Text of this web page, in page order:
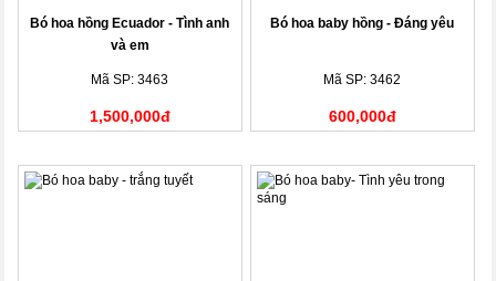
Bó hoa hồng Ecuador - Tình anh
và em
Mã SP: 3463
1,500,000đ
Bó hoa baby hồng - Đáng yêu
Mã SP: 3462
600,000đ